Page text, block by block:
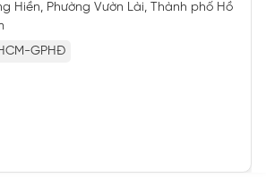
Hiền, Phường Vườn Lài, Thành phố Hồ
GPHĐ